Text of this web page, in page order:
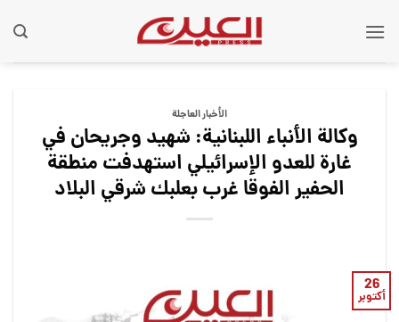
الأخبار العاجلة
وكالة الأنباء اللبنانية: شهيد وجريحان في
غارة للعدو الإسرائيلي استهدفت منطقة
الحفير الفوقا غرب بعلبك شرقي البلاد
26
أكتوبر